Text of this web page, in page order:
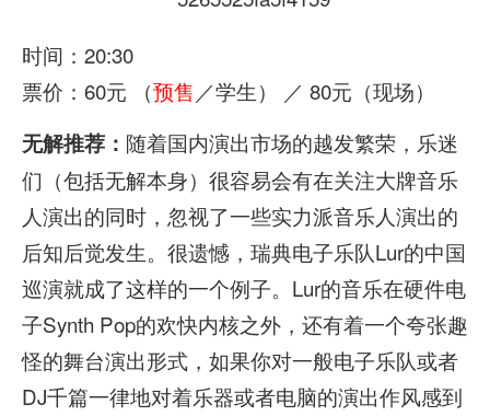
时间：20:30
票价：60元 （预售 ／学生） ／ 80元（现场）
无解推荐： 随着国内演出市场的越发繁荣，乐迷
们（包括无解本身）很容易会有在关注大牌音乐
人演出的同时，忽视了一些实力派音乐人演出的
后知后觉发生。很遗憾，瑞典电子乐队Lur的中国
巡演就成了这样的一个例子。Lur的音乐在硬件电
子Synth Pop的欢快内核之外，还有着一个夸张趣
怪的舞台演出形式，如果你对一般电子乐队或者
DJ千篇一律地对着乐器或者电脑的演出作风感到